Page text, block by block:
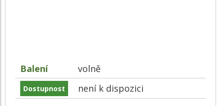
Balení volně
Dostupnost není k dispozici